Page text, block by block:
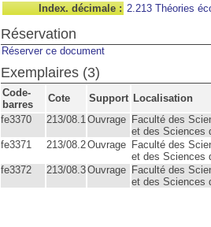
Index. décimale : 2.213 Théories
Réservation
Réserver ce document
Exemplaires (3)
Code-
barres
Cote Support Localisation
fe3370
213/08.1Ouvrage Faculté des
et des Sciences
fe3371 213/08.2Ouvrage Faculté des
et des Sciences
fe3372 213/08.3Ouvrage Faculté des
et des Sciences